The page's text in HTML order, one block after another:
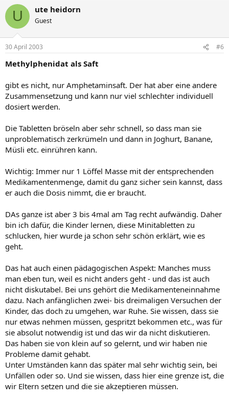
U ute heidorn
Guest
30 April 2003 #6
Methylphenidat als Saft
gibt es nicht, nur Amphetaminsaft. Der hat aber eine andere
Zusammensetzung und kann nur viel schlechter individuell
dosiert werden.
Die Tabletten bröseln aber sehr schnell, so dass man sie
unproblematisch zerkrümeln und dann in Joghurt, Banane,
Müsli etc. einrühren kann.
Wichtig: Immer nur 1 Löffel Masse mit der entsprechenden
Medikamentenmenge, damit du ganz sicher sein kannst, dass
er auch die Dosis nimmt, die er braucht.
DAs ganze ist aber 3 bis 4mal am Tag recht aufwändig. Daher
bin ich dafür, die Kinder lernen, diese Minitabletten zu
schlucken, hier wurde ja schon sehr schön erklärt, wie es
geht.
Das hat auch einen pädagogischen Aspekt: Manches muss
man eben tun, weil es nicht anders geht - und das ist auch
nicht diskutabel. Bei uns gehört die Medikamenteneinnahme
dazu. Nach anfänglichen zwei- bis dreimaligen Versuchen der
Kinder, das doch zu umgehen, war Ruhe. Sie wissen, dass sie
nur etwas nehmen müssen, gespritzt bekommen etc., was für
sie absolut notwendig ist und das wir da nicht diskutieren.
Das haben sie von klein auf so gelernt, und wir haben nie
Probleme damit gehabt.
Unter Umständen kann das später mal sehr wichtig sein, bei
Unfällen oder so. Und sie wissen, dass hier eine grenze ist, die
wir Eltern setzen und die sie akzeptieren müssen.